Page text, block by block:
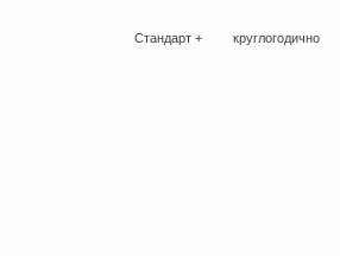
Стандарт + круглогодично